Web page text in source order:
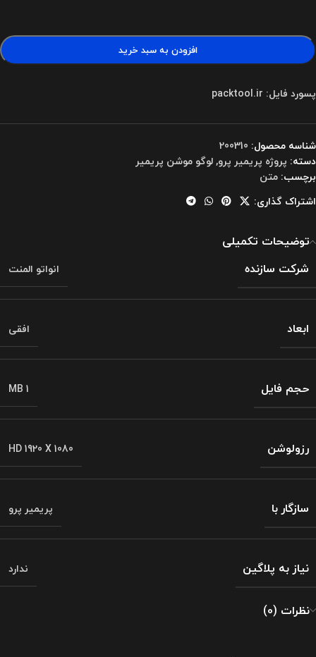
افزودن به سبد خرید
پسورد فایل: packtool.ir
شناسه محصول: 200310
دسته: پروژه پریمیر پرو,لوگو موشن پریمیر
برچسب: متن
اشتراک گذاری:
توضیحات تکمیلی
شرکت سازنده
انواتو المنت
ابعاد افقی
حجم فایل 1 MB
رزولوشن HD 1920 X 1080
سازگار با پریمیر پرو
نیاز به پلاگین ندارد
نظرات (0)